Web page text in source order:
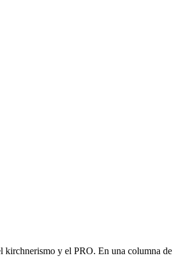
kirchnerismo y el PRO. En una columna de